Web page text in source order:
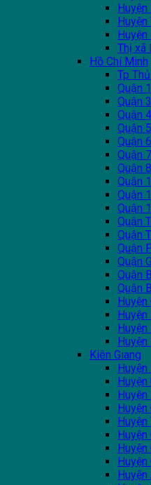
Huyện
Thị xã
Hồ Chí Minh
Tp
Quận 1
Quận 3
Quận 4
Quận 5
Quận 6
Quận 7
Quận 8
Quận
Quận
Quận
Quận
Quận
Quận
Quận
Quận
Quận
Huyện
Huyện
Huyện
Kiên Giang
Huyện
Huyện
Huyện
Huyện
Huyện
Huyện